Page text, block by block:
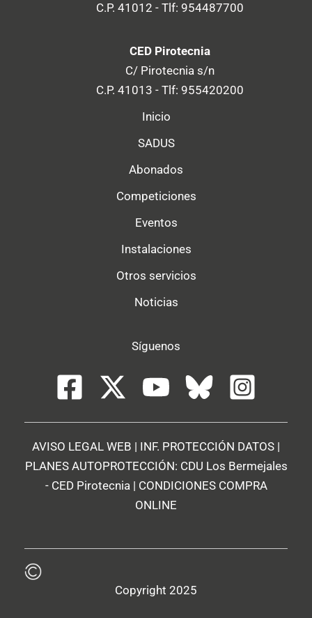
C.P. 41012 - Tlf: 954487700
CED Pirotecnia
C/ Pirotecnia s/n
C.P. 41013 - Tlf: 955420200
Inicio
SADUS
Abonados
Competiciones
Eventos
Instalaciones
Otros servicios
Noticias
Síguenos
AVISO LEGAL WEB | INF. PROTECCIÓN DATOS |
PLANES AUTOPROTECCIÓN: CDU Los Bermejales
- CED Pirotecnia| CONDICIONES COMPRA
ONLINE
Copyright 2025